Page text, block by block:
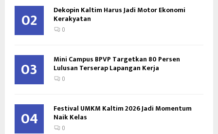
02 Dekopin Kaltim Harus Jadi Motor Ekonomi
Kerakyatan
0
03 Mini Campus BPVP Targetkan 80 Persen
Lulusan Terserap Lapangan Kerja
0
04 Festival UMKM Kaltim 2026 Jadi Momentum
Naik Kelas
0